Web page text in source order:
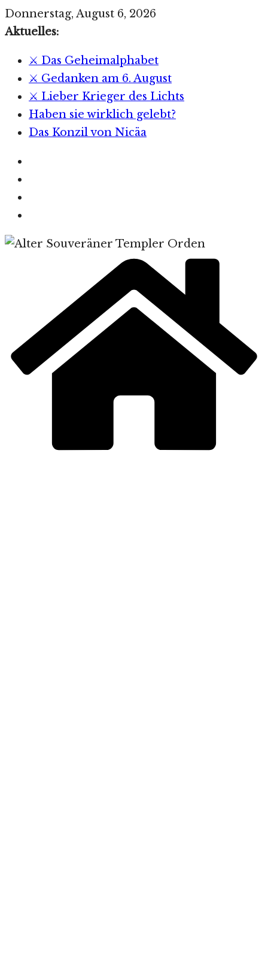
Zum
Inhalt
Donnerstag, August 6, 2026
Aktuelles:
⚔️ Das Geheimalphabet
⚔️ Gedanken am 6. August
⚔️ Lieber Krieger des Lichts
Haben sie wirklich gelebt?
Das Konzil von Nicäa